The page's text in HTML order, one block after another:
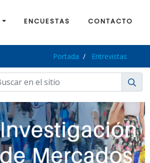
ENCUESTAS CONTACTO
Portada Entrevistas